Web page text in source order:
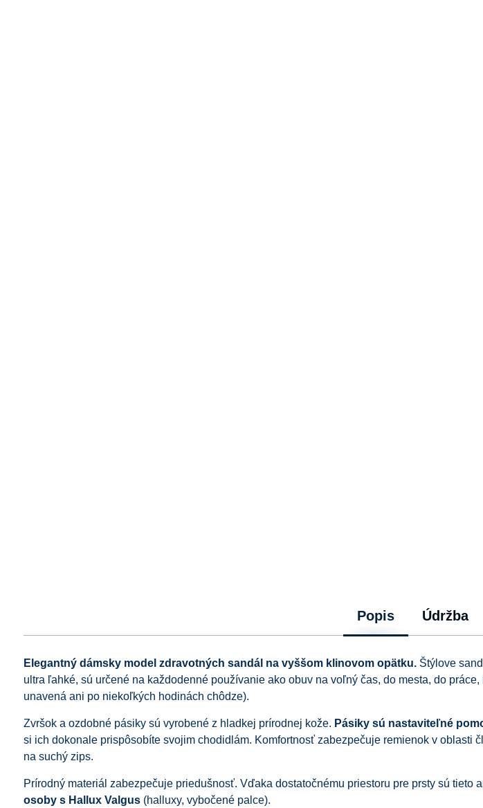
Popis Údržba
Elegantný dámsky model zdravotných sandál na vyššom klinovom opätku.Štýlove
ultra ľahké, sú určené na každodenné používanie ako obuv na voľný čas, do mesta, do
unavená ani po niekoľkých hodinách chôdze).
Zvršok a ozdobné pásiky sú vyrobené z hladkej prírodnej kože. Pásiky sú nastaviteľné
si ich dokonale prispôsobíte svojim chodidlám. Komfortnosť zabezpečuje remienok v oblasti
na suchý zips.
Prírodný materiál zabezpečuje priedušnosť. Vďaka dostatočnému priestoru pre prsty sú tieto
osoby s Hallux Valgus(halluxy, vybočené palce).